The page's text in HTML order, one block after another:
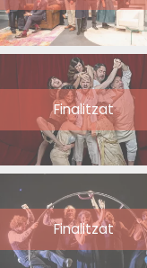
Finalitzat
Finalitzat